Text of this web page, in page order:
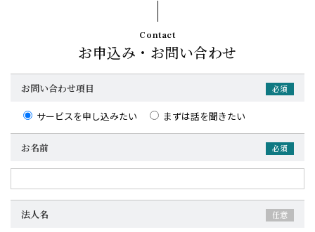
Contact
お申込み・お問い合わせ
お問い合わせ項目 必須
サービスを申し込みたい まずは話を聞きたい
お名前 必須
法人名 任意